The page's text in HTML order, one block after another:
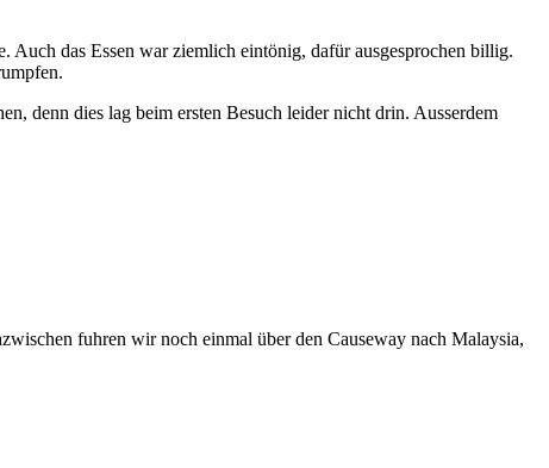
Auch das Essen war ziemlich eintönig, dafür ausgesprochen billig.
denn dies lag beim ersten Besuch leider nicht drin. Ausserdem
fuhren wir noch einmal über den Causeway nach Malaysia,